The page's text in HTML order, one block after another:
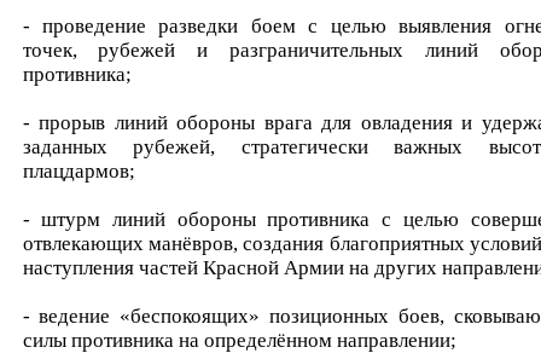
- проведение разведки боем с целью выявления
точек, рубежей и разграничительных линий
противника;
- прорыв линий обороны врага для овладения и
заданных рубежей, стратегически важных
плацдармов;
- штурм линий обороны противника с целью
отвлекающих манёвров, создания благоприятных
наступления частей Красной Армии на других
- ведение «беспокоящих» позиционных боев,
силы противника на определённом направлении;